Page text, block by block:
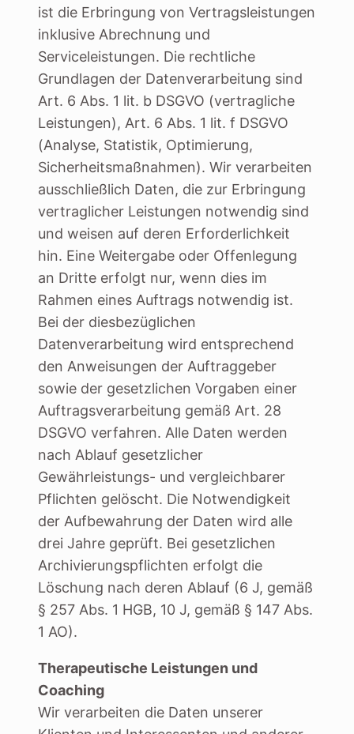
ist die Erbringung von Vertragsleistungen
inklusive Abrechnung und
Serviceleistungen. Die rechtliche
Grundlagen der Datenverarbeitung sind
Art. 6 Abs. 1 lit. b DSGVO (vertragliche
Leistungen), Art. 6 Abs. 1 lit. f DSGVO
(Analyse, Statistik, Optimierung,
Sicherheitsmaßnahmen). Wir verarbeiten
ausschließlich Daten, die zur Erbringung
vertraglicher Leistungen notwendig sind
und weisen auf deren Erforderlichkeit
hin. Eine Weitergabe oder Offenlegung
an Dritte erfolgt nur, wenn dies im
Rahmen eines Auftrags notwendig ist.
Bei der diesbezüglichen
Datenverarbeitung wird entsprechend
den Anweisungen der Auftraggeber
sowie der gesetzlichen Vorgaben einer
Auftragsverarbeitung gemäß Art. 28
DSGVO verfahren. Alle Daten werden
nach Ablauf gesetzlicher
Gewährleistungs- und vergleichbarer
Pflichten gelöscht. Die Notwendigkeit
der Aufbewahrung der Daten wird alle
drei Jahre geprüft. Bei gesetzlichen
Archivierungspflichten erfolgt die
Löschung nach deren Ablauf (6 J, gemäß
§ 257 Abs. 1 HGB, 10 J, gemäß § 147 Abs.
1 AO).
Therapeutische Leistungen und
Coaching
Wir verarbeiten die Daten unserer